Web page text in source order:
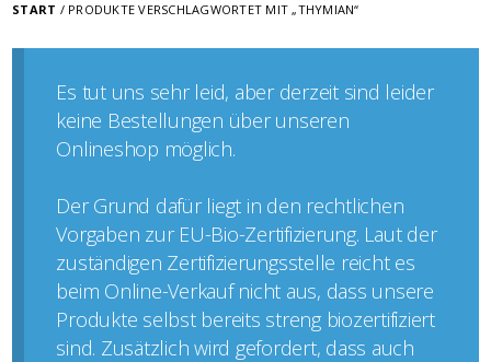
START / PRODUKTE VERSCHLAGWORTET MIT „THYMIAN“
Es tut uns sehr leid, aber derzeit sind leider
keine Bestellungen über unseren
Onlineshop möglich.
Der Grund dafür liegt in den rechtlichen
Vorgaben zur EU-Bio-Zertifizierung. Laut der
zuständigen Zertifizierungsstelle reicht es
beim Online-Verkauf nicht aus, dass unsere
Produkte selbst bereits streng biozertifiziert
sind. Zusätzlich wird gefordert, dass auch